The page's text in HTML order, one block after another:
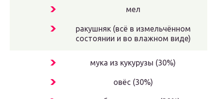
мел
ракушняк (всё в измельчённом
состоянии и во влажном виде)
мука из кукурузы (30%)
овёс (30%)